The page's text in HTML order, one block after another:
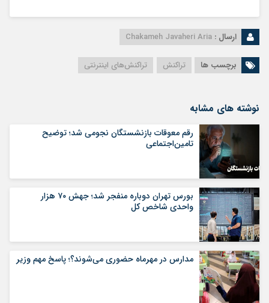
ارسال : Chakameh Javaheri Aria
برچسب ها تراکنش تراکنش‌های اینترنتی
نوشته های مشابه
رقم معوقات بازنشستگان نجومی شد؛ توضیح
تامین‌اجتماعی
بورس تهران دوباره منفجر شد؛ جهش ۷۰ هزار
واحدی شاخص کل
مدارس در مهرماه حضوری می‌شوند؟؛ پاسخ مهم وزیر